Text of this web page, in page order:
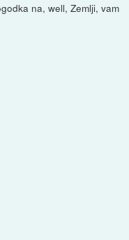
na, well, Zemlji, vam